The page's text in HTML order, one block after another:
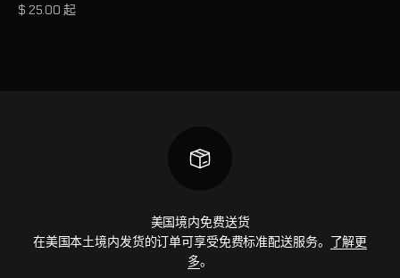
促销价格
$ 25.00 起
美国境内免费送货
在美国本土境内发货的订单可享受免费标准配送服务。 了解更
多。